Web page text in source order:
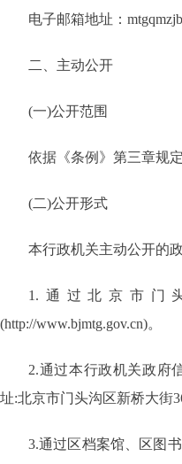
电子邮箱地址：
二、主动公开
(一)公开范围
依据《条例》第三章规
(二)公开形式
本行政机关主动公开的
1.通过北京市门
(http://www.bjmtg.gov.cn)。
2.通过本行政机关政府
址:北京市门头沟区新桥大街
3.通过区档案馆、区图